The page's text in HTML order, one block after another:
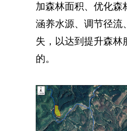
加森林面积、优化森
涵养水源、调节径流
失，以达到提升森林
的。